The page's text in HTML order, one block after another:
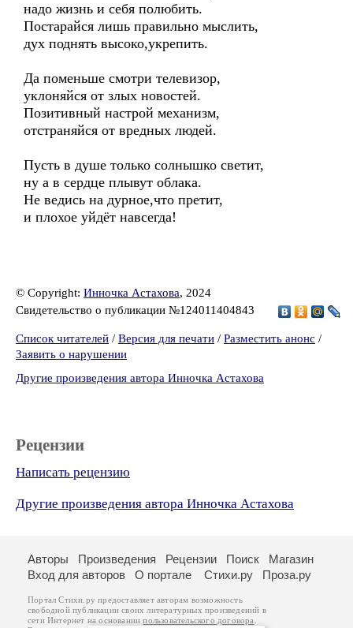
надо жизнь и себя полюбить.
Постарайся лишь правильно мыслить,
дух поднять высоко,укрепить.
Да поменьше смотри телевизор,
уклоняйся от злых новостей.
Позитивный настрой механизм,
отстраняйся от вредных людей.
Пусть в душе только солнышко светит,
ну а в сердце плывут облака.
Не ведись на дурное,что претит,
и плохое уйдёт навсегда!
© Copyright: Инночка Астахова, 2024
Свидетельство о публикации №124011404843
Список читателей / Версия для печати / Разместить анонс /
Заявить о нарушении
Другие произведения автора Инночка Астахова
Рецензии
Написать рецензию
Другие произведения автора Инночка Астахова
Авторы Произведения Рецензии Поиск
Магазин
Вход для авторов
О портале Стихи.ру Проза.ру
Портал Стихи.ру предоставляет авторам возможность
свободной публикации своих литературных произведений в
сети Интернет на основаниипользовательского договора